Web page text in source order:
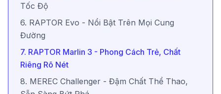
Tốc Độ
6. RAPTOR Evo - Nổi Bật Trên Mọi Cung
Đường
7. RAPTOR Marlin 3 - Phong Cách Trẻ, Chất
Riêng Rõ Nét
8. MEREC Challenger - Đậm Chất Thể Thao,